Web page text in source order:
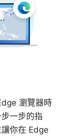
瀏覽器時
一步的指
你在 Edge